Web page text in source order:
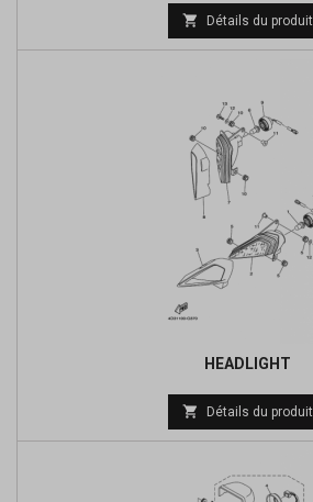
Prix
de
 Détails du produit
HEADLIGHT
Prix
de
 Détails du produit